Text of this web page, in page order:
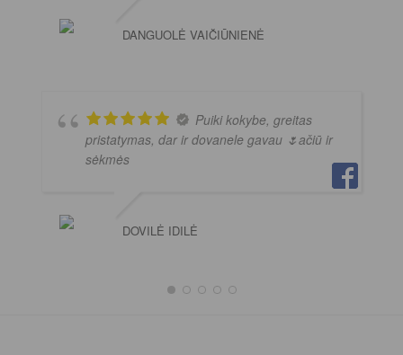
DANGUOLĖ VAIČIŪNIENĖ
Puiki kokybe, greitas
pristatymas, dar ir dovanele gavau 🌷ačiū ir
sėkmės
DOVILĖ IDILĖ